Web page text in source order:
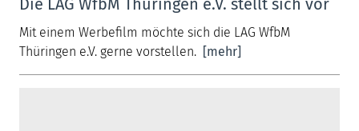
Die LAG WfbM Thüringen e.V. stellt sich vor
Mit einem Werbefilm möchte sich die LAG WfbM
Thüringen e.V. gerne vorstellen. [mehr]